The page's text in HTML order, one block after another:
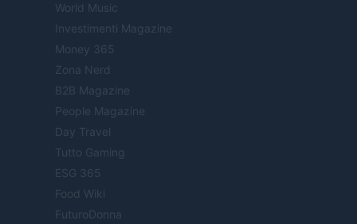
World Music
Investimenti Magazine
Money 365
Zona Nerd
B2B Magazine
People Magazine
Day Travel
Tutto Gaming
ESG 365
Food Wiki
FuturoDonna